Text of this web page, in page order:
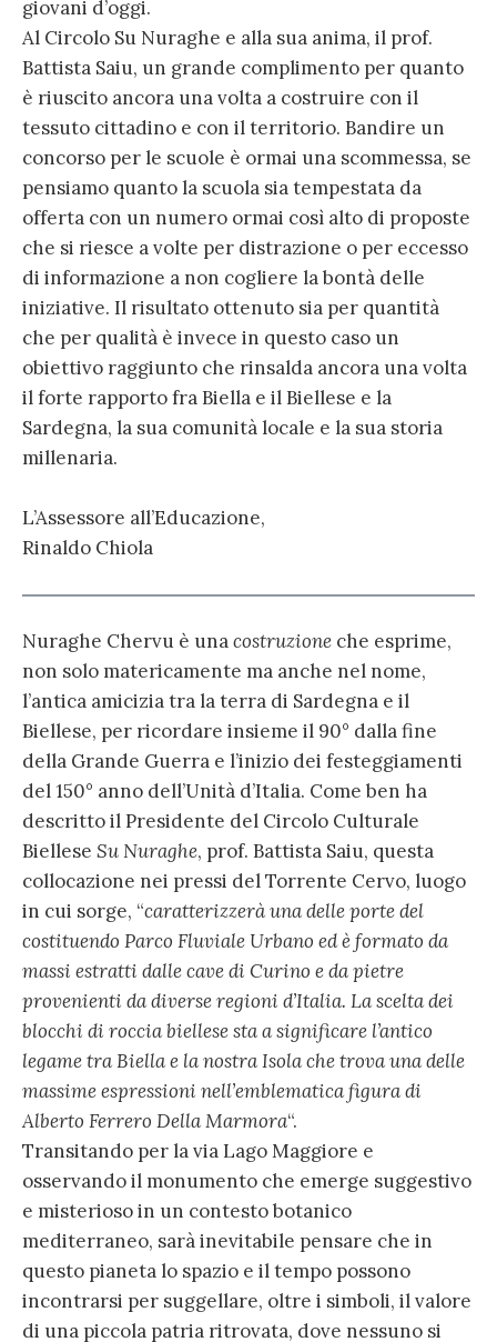
giovani d’oggi.
Al Circolo Su Nuraghe e alla sua anima, il prof.
Battista Saiu, un grande complimento per quanto
è riuscito ancora una volta a costruire con il
tessuto cittadino e con il territorio. Bandire un
concorso per le scuole è ormai una scommessa, se
pensiamo quanto la scuola sia tempestata da
offerta con un numero ormai così alto di proposte
che si riesce a volte per distrazione o per eccesso
di informazione a non cogliere la bontà delle
iniziative. Il risultato ottenuto sia per quantità
che per qualità è invece in questo caso un
obiettivo raggiunto che rinsalda ancora una volta
il forte rapporto fra Biella e il Biellese e la
Sardegna, la sua comunità locale e la sua storia
millenaria.
L’Assessore all’Educazione,
Rinaldo Chiola
Nuraghe Chervu è unacostruzione che esprime,
non solo matericamente ma anche nel nome,
l’antica amicizia tra la terra di Sardegna e il
Biellese, per ricordare insieme il 90° dalla fine
della Grande Guerra e l’inizio dei festeggiamenti
del 150° anno dell’Unità d’Italia. Come ben ha
descritto il Presidente del Circolo Culturale
Biellese Su Nuraghe, prof. Battista Saiu, questa
collocazione nei pressi del Torrente Cervo, luogo
in cui sorge, “caratterizzerà una delle porte del
costituendo Parco Fluviale Urbano ed è formato da
massi estratti dalle cave di Curino e da pietre
provenienti da diverse regioni d’Italia. La scelta dei
blocchi di roccia biellese sta a significare l’antico
legame tra Biella e la nostra Isola che trova una delle
massime espressioni nell’emblematica figura di
Alberto Ferrero Della Marmora“.
Transitando per la via Lago Maggiore e
osservando il monumento che emerge suggestivo
e misterioso in un contesto botanico
mediterraneo, sarà inevitabile pensare che in
questo pianeta lo spazio e il tempo possono
incontrarsi per suggellare, oltre i simboli, il valore
di una piccola patria ritrovata, dove nessuno si